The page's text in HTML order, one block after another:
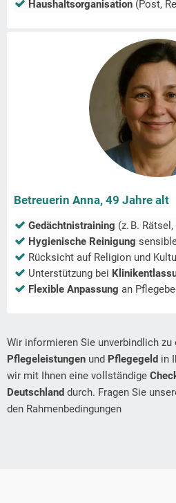
Haushaltsorganisation (Post,
Betreuerin Anna, 49 Jahre alt
Gedächtnistraining (z. B.
Hygienische Reinigung
Rücksicht auf Religion und
Unterstützung bei
Flexible Anpassung an
Wir informieren Sie unverbindlich zu
Pflegeleistungen und Pflegegeld in
wir mit Ihnen eine vollständige
Deutschland durch. Fragen Sie
den Rahmenbedingungen